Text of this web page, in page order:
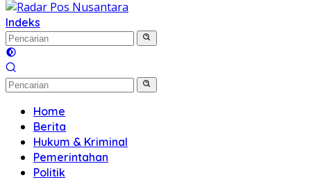
Indeks
Home
Berita
Hukum & Kriminal
Pemerintahan
Politik